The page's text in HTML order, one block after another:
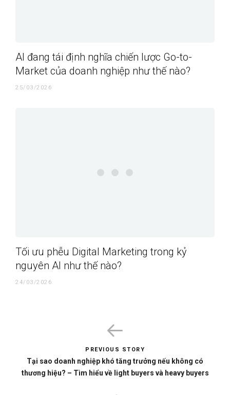
AI đang tái định nghĩa chiến lược Go-to-
Market của doanh nghiệp như thế nào?
25/03/2026
Tối ưu phễu Digital Marketing trong kỷ
nguyên AI như thế nào?
24/03/2026
PREVIOUS STORY
Tại sao doanh nghiệp khó tăng trưởng nếu không có
thương hiệu? – Tìm hiểu về light buyers và heavy buyers